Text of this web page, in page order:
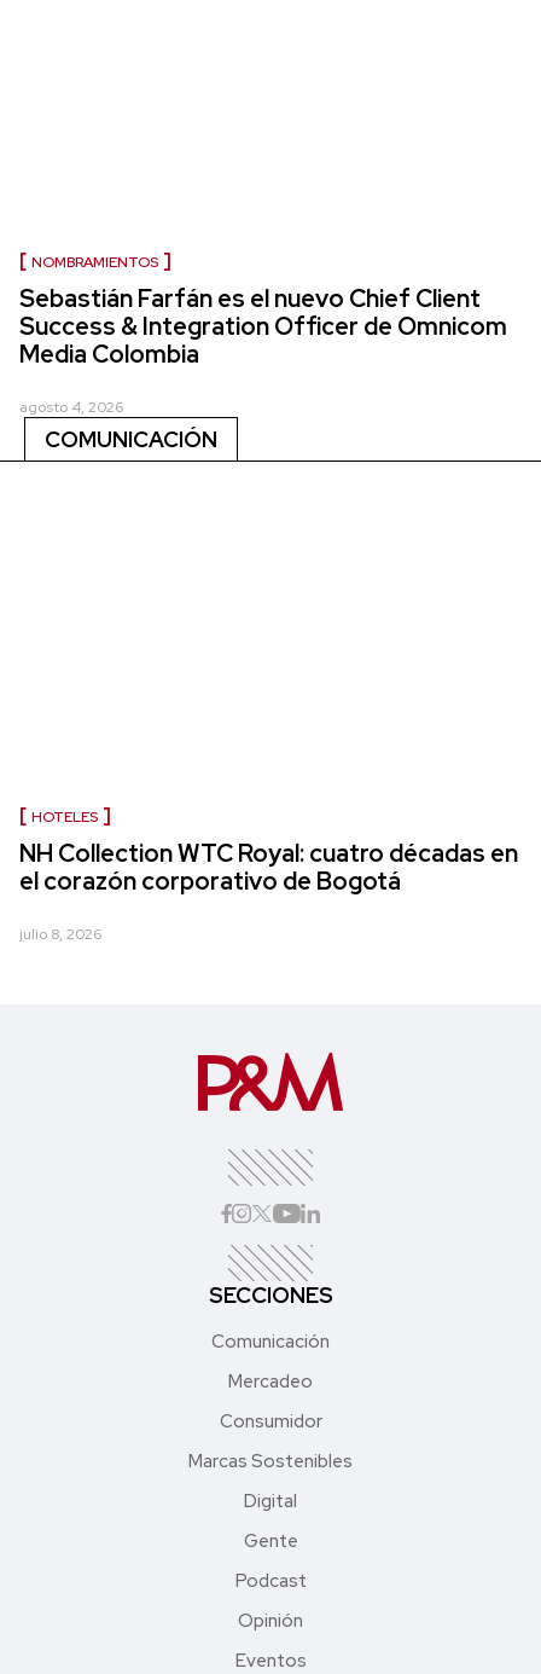
NOMBRAMIENTOS
Sebastián Farfán es el nuevo Chief Client
Success & Integration Officer de Omnicom
Media Colombia
agosto 4, 2026
COMUNICACIÓN
HOTELES
NH Collection WTC Royal: cuatro décadas en
el corazón corporativo de Bogotá
julio 8, 2026
SECCIONES
Comunicación
Mercadeo
Consumidor
Marcas Sostenibles
Digital
Gente
Podcast
Opinión
Eventos